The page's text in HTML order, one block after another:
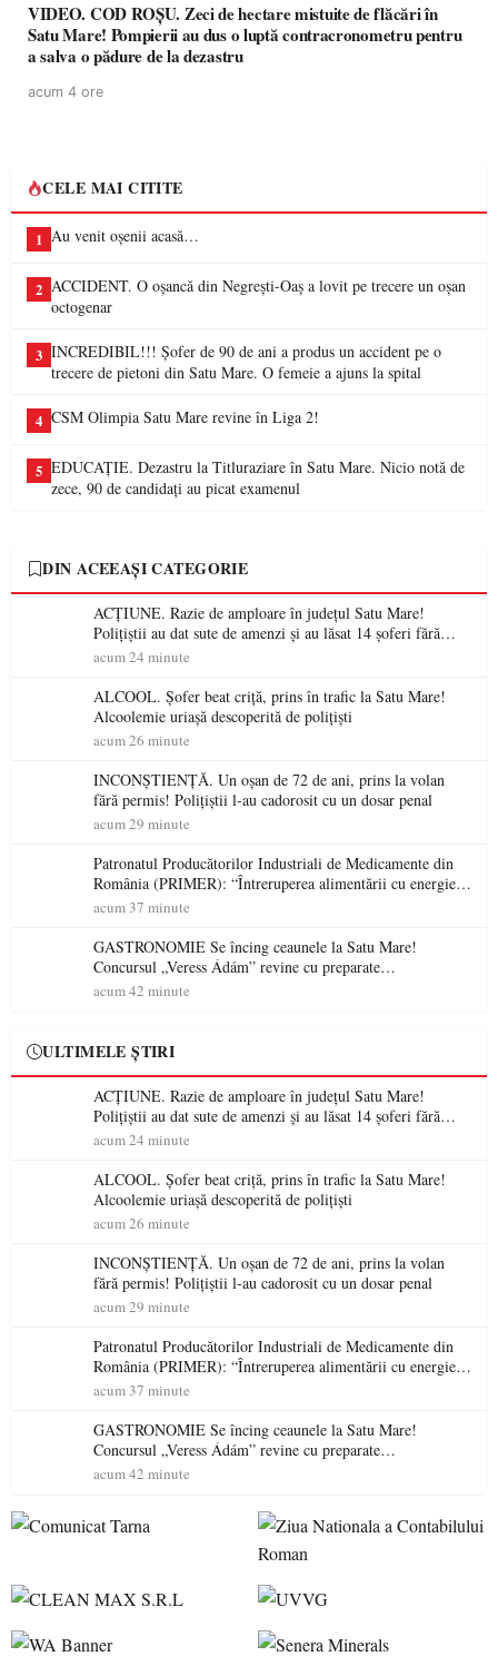
VIDEO. COD ROȘU. Zeci de hectare mistuite de flăcări în
Satu Mare! Pompierii au dus o luptă contracronometru pentru
a salva o pădure de la dezastru
acum 4 ore
CELE MAI CITITE
1 Au venit oșenii acasă…
2 ACCIDENT. O oșancă din Negrești-Oaș a lovit pe trecere un oșan
octogenar
3 INCREDIBIL!!! Șofer de 90 de ani a produs un accident pe o
trecere de pietoni din Satu Mare. O femeie a ajuns la spital
4 CSM Olimpia Satu Mare revine în Liga 2!
5 EDUCAȚIE. Dezastru la Titluraziare în Satu Mare. Nicio notă de
zece, 90 de candidați au picat examenul
DIN ACEEAȘI CATEGORIE
ACȚIUNE. Razie de amploare în județul Satu Mare!
Polițiștii au dat sute de amenzi și au lăsat 14 șoferi fără
permis într-o singură zi
acum 24 minute
ALCOOL. Șofer beat criță, prins în trafic la Satu Mare!
Alcoolemie uriașă descoperită de polițiști
acum 26 minute
INCONȘTIENȚĂ. Un oșan de 72 de ani, prins la volan
fără permis! Polițiștii l-au cadorosit cu un dosar penal
acum 29 minute
Patronatul Producătorilor Industriali de Medicamente din
România (PRIMER): “Întreruperea alimentării cu energie
electrică a fabricilor de medicamente va pune în pericol
acum 37 minute
GASTRONOMIE Se încing ceaunele la Satu Mare!
Concursul „Veress Ádám” revine cu preparate
spectaculoase, premii și un jurat de renume
acum 42 minute
ULTIMELE ȘTIRI
ACȚIUNE. Razie de amploare în județul Satu Mare!
Polițiștii au dat sute de amenzi și au lăsat 14 șoferi fără
permis într-o singură zi
acum 24 minute
ALCOOL. Șofer beat criță, prins în trafic la Satu Mare!
Alcoolemie uriașă descoperită de polițiști
acum 26 minute
INCONȘTIENȚĂ. Un oșan de 72 de ani, prins la volan
fără permis! Polițiștii l-au cadorosit cu un dosar penal
acum 29 minute
Patronatul Producătorilor Industriali de Medicamente din
România (PRIMER): “Întreruperea alimentării cu energie
electrică a fabricilor de medicamente va pune în pericol
acum 37 minute
GASTRONOMIE Se încing ceaunele la Satu Mare!
Concursul „Veress Ádám” revine cu preparate
spectaculoase, premii și un jurat de renume
acum 42 minute